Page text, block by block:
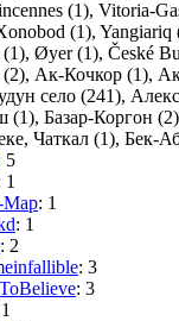
(1), Vitoria-
(1), Yangiariq
(1), Øyer (1), České
, Ак-Кочкор (1),
село (241),
(1), Базар-Коргон (2)
Чаткал (1), Бек-
5
1
Map: 1
: 1
: 2
: 3
: 3